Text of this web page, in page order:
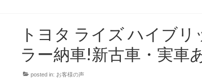
トヨタ ライズ ハイブリ
ラー納車!新古車・実車
posted in: お客様の声